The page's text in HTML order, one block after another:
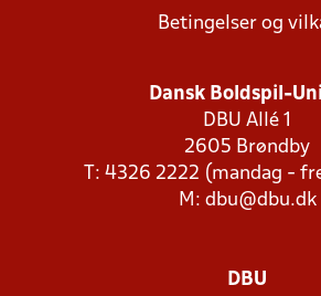
Betingelser og
Dansk Boldspil-
DBU Allé 1
2605 Brøndby
T: 4326 2222 (mandag -
M: dbu@dbu.dk
DBU